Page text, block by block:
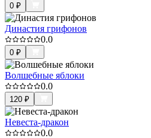
0 ₽
Династия грифонов
0.0
0 ₽
Волшебные яблоки
0.0
120 ₽
Невеста-дракон
0.0